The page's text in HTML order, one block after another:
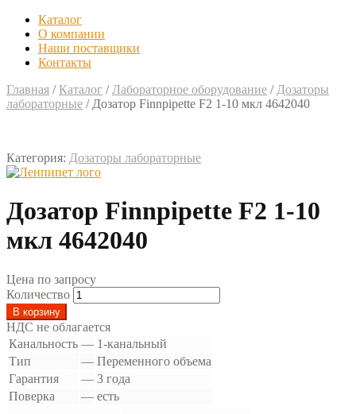
Каталог
О компании
Наши поставщики
Контакты
Главная / Каталог /Лабораторное оборудование / Дозаторы
лабораторные / Дозатор Finnpipette F2 1-10 мкл 4642040
Категория: Дозаторы лабораторные
Дозатор Finnpipette F2 1-10
мкл 4642040
Цена по запросу
Количество
В корзину
НДС не облагается
Канальность — 1-канальный
Тип
— Переменного объема
Гарантия
— 3 года
Поверка
— есть